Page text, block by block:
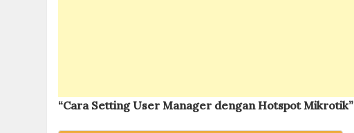
“Cara Setting User Manager dengan Hotspot Mikrotik”